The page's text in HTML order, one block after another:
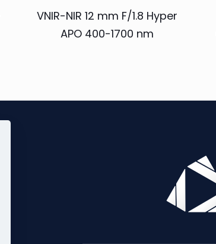
VNIR-NIR 12 mm F/1.8 Hyper
APO 400-1700 nm